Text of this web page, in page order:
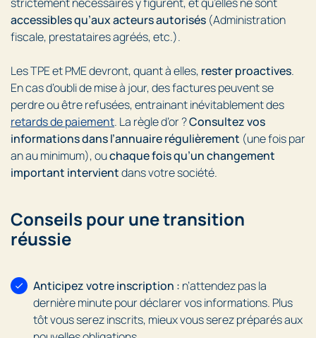
accessibles qu’aux acteurs autorisés (Administration
fiscale, prestataires agréés, etc.).
Les TPE et PME devront, quant à elles, rester proactives.
En cas d’oubli de mise à jour, des factures peuvent se
perdre ou être refusées, entrainant inévitablement des
retards de paiement. La règle d’or ?Consultez vos
informations dans l’annuaire régulièrement (une fois par
an au minimum), ouchaque fois qu’un changement
important intervientdans votre société.
Conseils pour une transition
réussie
Anticipez votre inscription : n’attendez pas la
dernière minute pour déclarer vos informations. Plus
tôt vous serez inscrits, mieux vous serez préparés aux